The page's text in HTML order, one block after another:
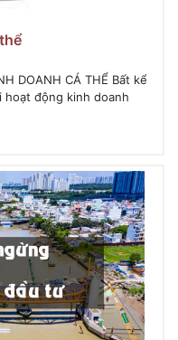
DOANH CÁ THỂ Bất kể
hoạt động kinh doanh